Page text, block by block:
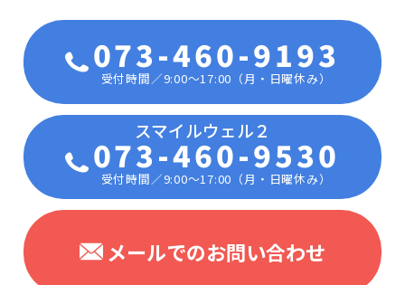
073-460-9193
受付時間／9:00〜17:00（月・日曜休み）
073-460-9530
受付時間／9:00〜17:00（月・日曜休み）
メールでのお問い合わせ